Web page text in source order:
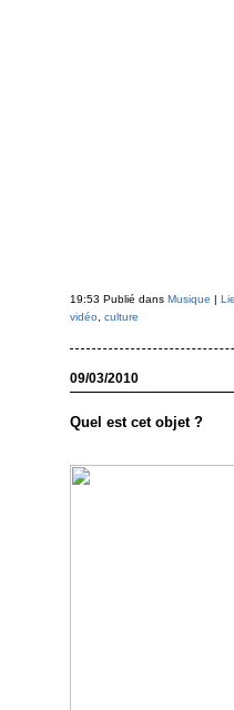
19:53 Publié dans Musique |
vidéo
culture
09/03/2010
Quel est cet objet ?